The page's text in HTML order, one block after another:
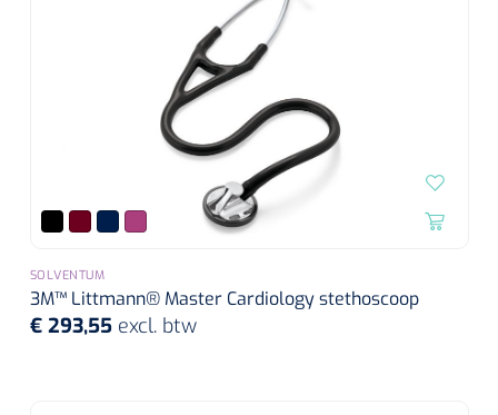
SOLVENTUM
3M™ Littmann® Master Cardiology stethoscoop
€ 293,55 excl. btw